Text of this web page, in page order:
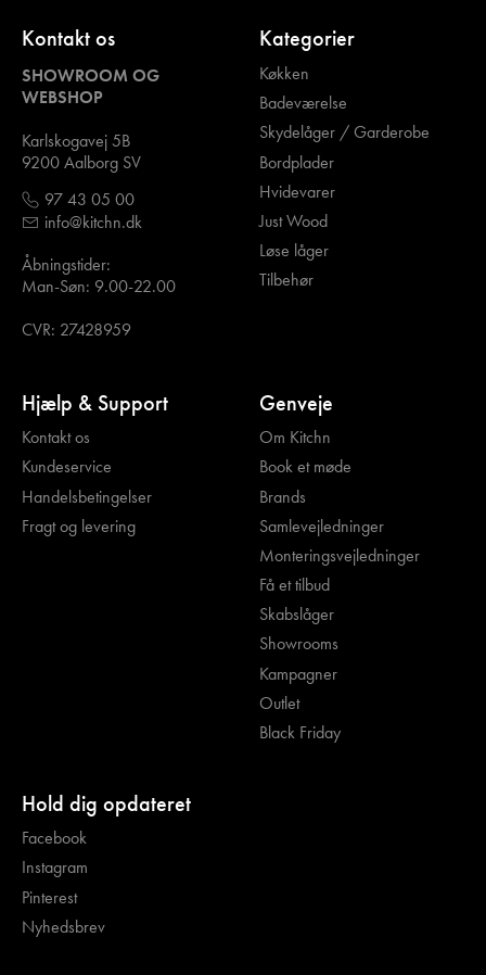
Kontakt os
SHOWROOM OG
WEBSHOP
Karlskogavej 5B
9200 Aalborg SV
97 43 05 00
info@kitchn.dk
Åbningstider:
Man-Søn: 9.00-22.00
CVR: 27428959
Kategorier
Køkken
Badeværelse
Skydelåger / Garderobe
Bordplader
Hvidevarer
Just Wood
Løse låger
Tilbehør
Hjælp & Support
Kontakt os
Kundeservice
Handelsbetingelser
Fragt og levering
Genveje
Om Kitchn
Book et møde
Brands
Samlevejledninger
Monteringsvejledninger
Få et tilbud
Skabslåger
Showrooms
Kampagner
Outlet
Black Friday
Hold dig opdateret
Facebook
Instagram
Pinterest
Nyhedsbrev